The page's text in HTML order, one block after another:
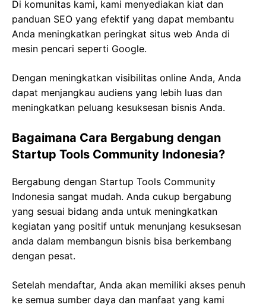
Di komunitas kami, kami menyediakan kiat dan
panduan SEO yang efektif yang dapat membantu
Anda meningkatkan peringkat situs web Anda di
mesin pencari seperti Google.
Dengan meningkatkan visibilitas online Anda, Anda
dapat menjangkau audiens yang lebih luas dan
meningkatkan peluang kesuksesan bisnis Anda.
Bagaimana Cara Bergabung dengan
Startup Tools Community Indonesia?
Bergabung dengan Startup Tools Community
Indonesia sangat mudah. Anda cukup bergabung
yang sesuai bidang anda untuk meningkatkan
kegiatan yang positif untuk menunjang kesuksesan
anda dalam membangun bisnis bisa berkembang
dengan pesat.
Setelah mendaftar, Anda akan memiliki akses penuh
ke semua sumber daya dan manfaat yang kami